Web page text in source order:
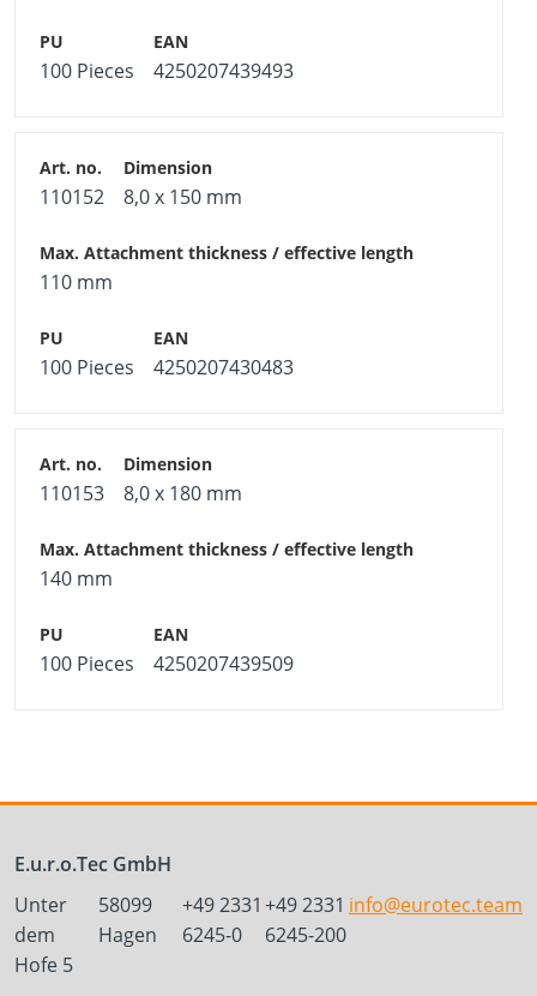
100 Pieces 4250207439493
110152 8,0 x 150 mm
110 mm
100 Pieces 4250207430483
110153 8,0 x 180 mm
140 mm
100 Pieces 4250207439509
E.u.r.o.Tec GmbH
Unter
dem
Hofe 5
58099
Hagen
+49 2331
6245-0
+49 2331
6245-200
info@eurotec.team